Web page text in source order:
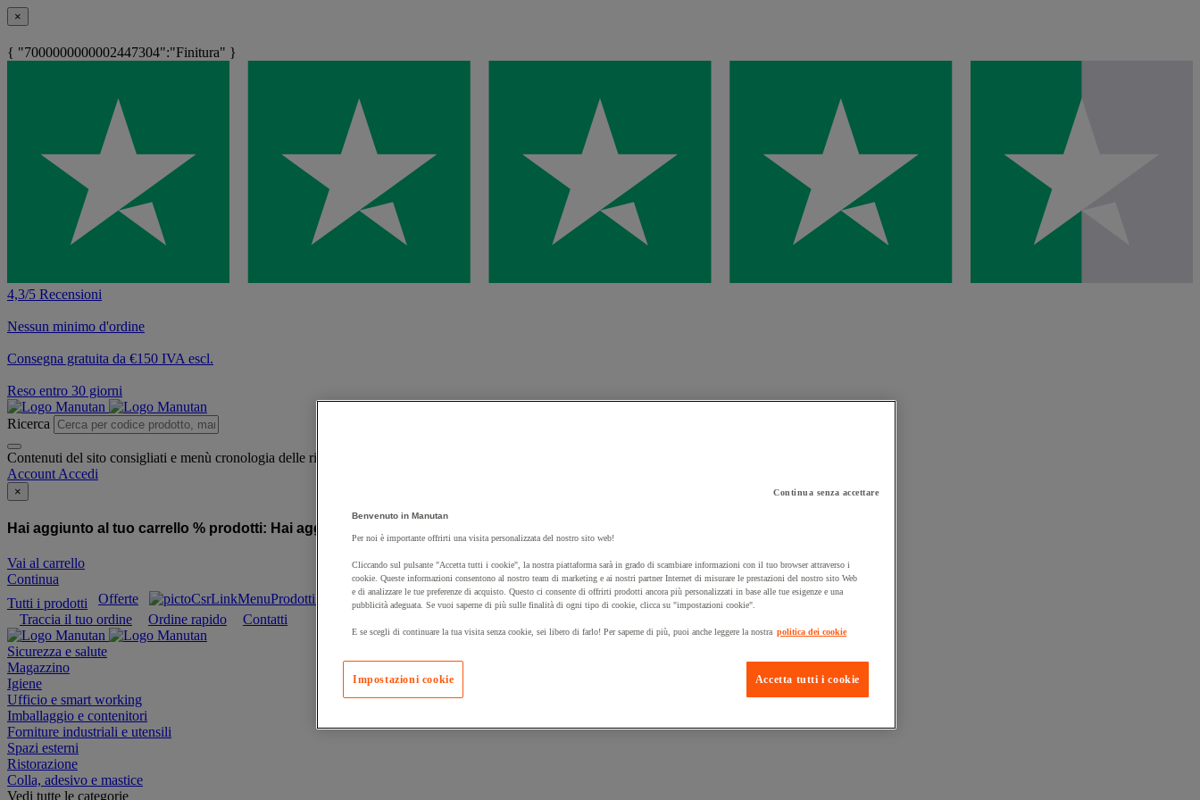
×
{ "7000000000002447304":"Finitura" }
4,3/5 Recensioni
Nessun minimo d'ordine
Consegna gratuita da €150 IVA escl.
Reso entro 30 giorni
Ricerca
Contenuti del sito consigliati e menù cronologia delle ricerche
Account Accedi
×
Hai aggiunto al tuo carrello % prodotti: Hai aggiunto al tuo carrello un prodotto:
Vai al carrello
Continua
Tutti i prodotti
Offerte Prodotti sostenibili Manutan Expert
Prodotti in pronta consegna
Traccia il tuo ordine
Ordine rapido Contatti
Sicurezza e salute
Magazzino
Igiene
Ufficio e smart working
Imballaggio e contenitori
Forniture industriali e utensili
Spazi esterni
Ristorazione
Colla, adesivo e mastice
Vedi tutte le categorie
Continua senza accettare
Benvenuto in Manutan
Per noi è importante offrirti una visita personalizzata del nostro sito web!
Cliccando sul pulsante "Accetta tutti i cookie", la nostra piattaforma sarà in grado di scambiare informazioni con il tuo browser attraverso i
cookie. Queste informazioni consentono al nostro team di marketing e ai nostri partner Internet di misurare le prestazioni del nostro sito Web
e di analizzare le tue preferenze di acquisto. Questo ci consente di offrirti prodotti ancora più personalizzati in base alle tue esigenze e una
pubblicità adeguata. Se vuoi saperne di più sulle finalità di ogni tipo di cookie, clicca su "impostazioni cookie".
E se scegli di continuare la tua visita senza cookie, sei libero di farlo! Per saperne di più, puoi anche leggere la nostra politica dei cookie
Accetta tutti i cookie
Impostazioni cookie